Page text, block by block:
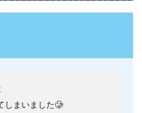
しまいました🥲